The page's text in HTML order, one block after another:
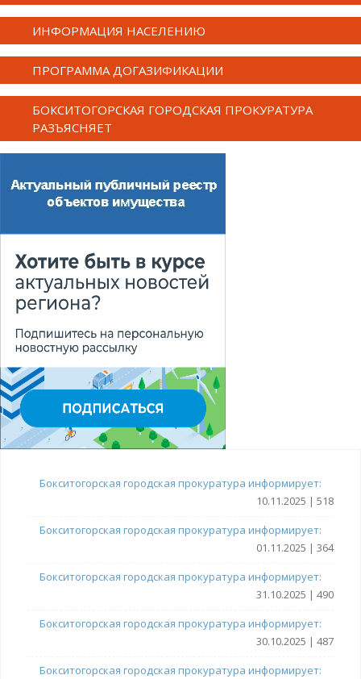
ИНФОРМАЦИЯ НАСЕЛЕНИЮ
ПРОГРАММА ДОГАЗИФИКАЦИИ
БОКСИТОГОРСКАЯ ГОРОДСКАЯ ПРОКУРАТУРА
РАЗЪЯСНЯЕТ
Бокситогорская городская прокуратура информирует:
10.11.2025 | 518
Бокситогорская городская прокуратура информирует:
01.11.2025 | 364
Бокситогорская городская прокуратура информирует:
31.10.2025 | 490
Бокситогорская городская прокуратура информирует:
30.10.2025 | 487
Бокситогорская городская прокуратура информирует: